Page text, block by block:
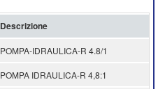
Descrizione
POMPA-IDRAULICA-R 4.8/1
POMPA IDRAULICA-R 4,8:1